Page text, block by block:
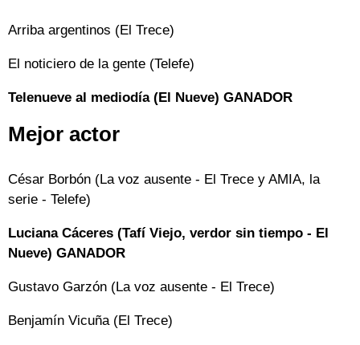
Arriba argentinos (El Trece)
El noticiero de la gente (Telefe)
Telenueve al mediodía (El Nueve) GANADOR
Mejor actor
César Borbón (La voz ausente - El Trece y AMIA, la
serie - Telefe)
Luciana Cáceres (Tafí Viejo, verdor sin tiempo - El
Nueve) GANADOR
Gustavo Garzón (La voz ausente - El Trece)
Benjamín Vicuña (El Trece)